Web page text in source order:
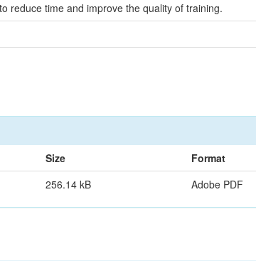
reduce time and improve the quality of training.
Size
Format
256.14 kB Adobe PDF